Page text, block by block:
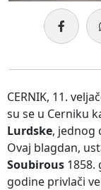
CERNIK, 11.
su se u Cerniku
Lurdske, jednog
Ovaj blagdan,
Soubirous 1858.
godine privlači